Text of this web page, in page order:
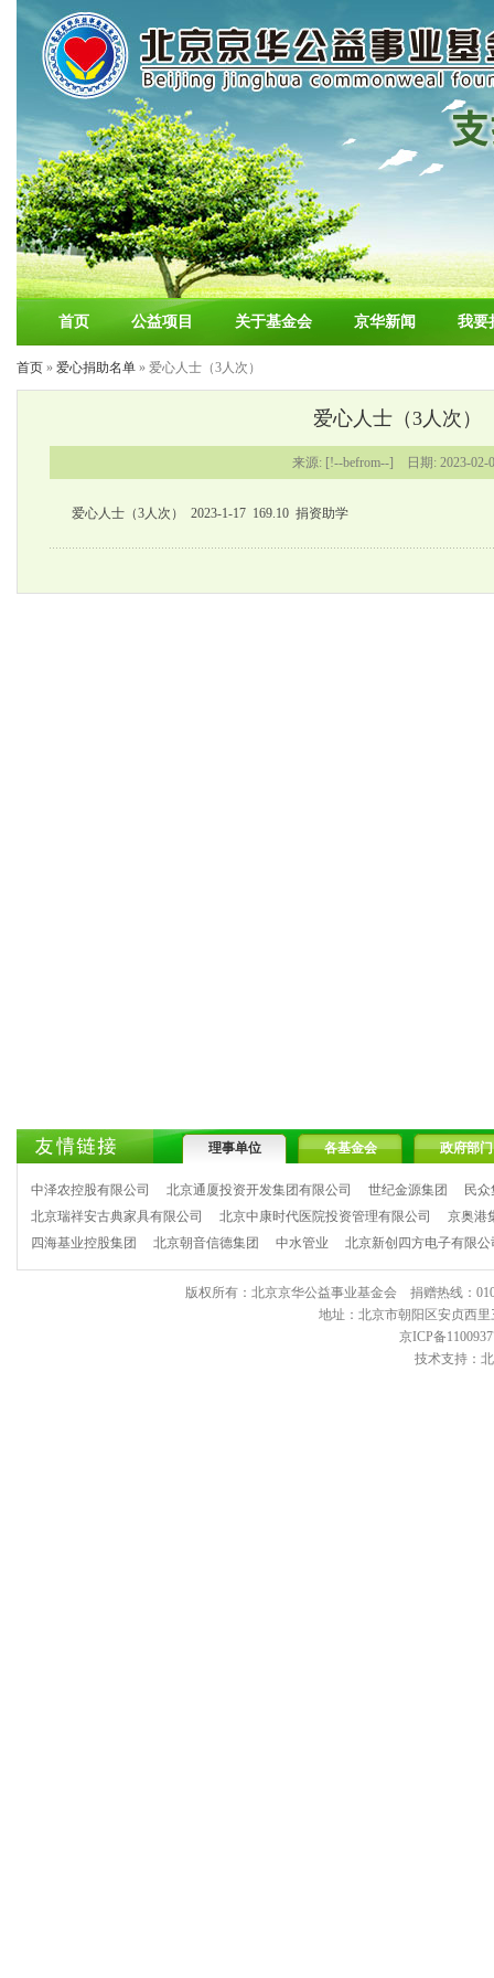
首页 公益项目 关于基金会 京华新闻 我要
首页 » 爱心捐助名单 » 爱心人士（3人次）
爱心人士（3人次）
来源: [!--befrom--] 日期: 2023-02-
爱心人士（3人次） 2023-1-17 169.10 捐资助学
理事单位 各基金会 政府部门
中泽农控股有限公司 北京通厦投资开发集团有限公司 世纪金源集团
民
北京瑞祥安古典家具有限公司
北京中康时代医院投资管理有限公司
京奥港
四海基业控股集团
北京朝音信德集团 中水管业 北京新创四方电子有限公
版权所有：北京京华公益事业基金会 捐赠热线：
地址：北京市朝阳区安贞西
京ICP备
技术支持：